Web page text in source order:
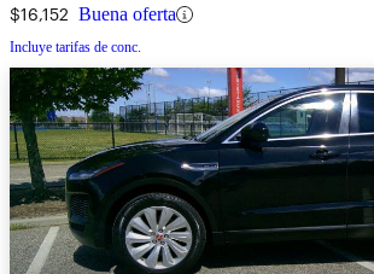
$16,152 Buena oferta
Incluye tarifas de conc.